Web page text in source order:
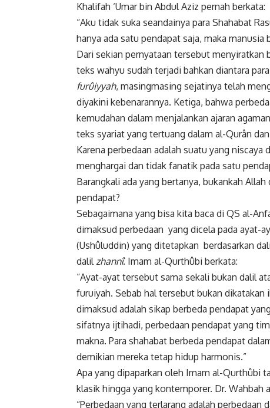
Khalifah ‘Umar bin Abdul Aziz pernah berkata:
“Aku tidak suka seandainya para Shahabat
hanya ada satu pendapat saja, maka manusia
Dari sekian pernyataan tersebut menyiratkan
teks wahyu sudah terjadi bahkan diantara
furûiyyah, masingmasing sejatinya telah
diyakini kebenarannya. Ketiga, bahwa
kemudahan dalam menjalankan ajaran
teks syariat yang tertuang dalam al-Qurân
Karena perbedaan adalah suatu yang
menghargai dan tidak fanatik pada satu
Barangkali ada yang bertanya, bukankah
pendapat?
Sebagaimana yang bisa kita baca di QS al-
dimaksud perbedaan yang dicela pada ayat-
(Ushûluddin) yang ditetapkan berdasarkan
dalilzhannî. Imam al-Qurthûbi berkata:
“Ayat-ayat tersebut sama sekali bukan dalil
furuiyah. Sebab hal tersebut bukan
dimaksud adalah sikap berbeda pendapat
sifatnya ijtihadi, perbedaan pendapat yang
makna. Para shahabat berbeda pendapat
demikian mereka tetap hidup harmonis.”
Apa yang dipaparkan oleh Imam al-Qurthûbi
klasik hingga yang kontemporer. Dr. Wahbah
“Perbedaan yang terlarang adalah